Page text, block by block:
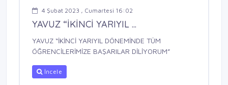
4 Şubat 2023 , Cumartesi 16:02
YAVUZ “İKİNCİ YARIYIL ...
YAVUZ “İKİNCİ YARIYIL DÖNEMİNDE TÜM
ÖĞRENCİLERİMİZE BAŞARILAR DİLİYORUM”
İncele